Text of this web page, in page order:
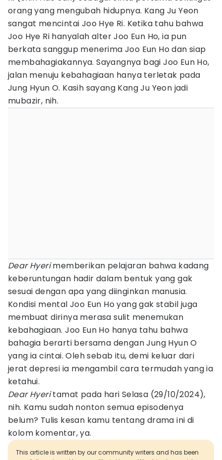
orang yang mengubah hidupnya. Kang Ju Yeon
sangat mencintai Joo Hye Ri. Ketika tahu bahwa
Joo Hye Ri hanyalah alter Joo Eun Ho, ia pun
berkata sanggup menerima Joo Eun Ho dan siap
membahagiakannya. Sayangnya bagi Joo Eun Ho,
jalan menuju kebahagiaan hanya terletak pada
Jung Hyun O. Kasih sayang Kang Ju Yeon jadi
mubazir, nih.
Dear Hyerimemberikan pelajaran bahwa kadang
keberuntungan hadir dalam bentuk yang gak
sesuai dengan apa yang diinginkan manusia.
Kondisi mental Joo Eun Ho yang gak stabil juga
membuat dirinya merasa sulit menemukan
kebahagiaan. Joo Eun Ho hanya tahu bahwa
bahagia berarti bersama dengan Jung Hyun O
yang ia cintai. Oleh sebab itu, demi keluar dari
jerat depresi ia mengambil cara termudah yang ia
ketahui.
Dear Hyeritamat pada hari Selasa (29/10/2024),
nih. Kamu sudah nonton semua episodenya
belum? Tulis kesan kamu tentang drama ini di
kolom komentar, ya.
This article is written by our community writers and has been